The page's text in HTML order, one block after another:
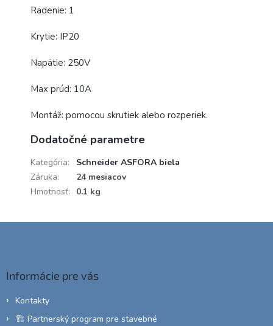
Radenie: 1
Krytie: IP20
Napätie: 250V
Max prúd: 10A
Montáž: pomocou skrutiek alebo rozperiek.
Dodatočné parametre
Kategória:
Schneider ASFORA biela
Záruka:
24 mesiacov
Hmotnosť: 0.1 kg
Informácie pre vás
Kontakty
🏗️ Partnerský program pre stavebné